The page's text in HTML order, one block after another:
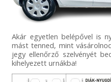
Akár egyetlen belépővel is
mást tenned, mint
jegy ellenőrző szelvényét
kihelyezett urnákba!